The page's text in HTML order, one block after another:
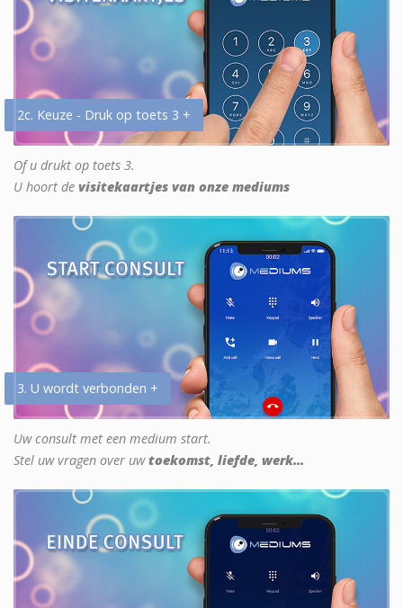
2c. Keuze - Druk op toets 3 +
Of u drukt op toets 3.
U hoort de visitekaartjes van onze mediums
3. U wordt verbonden +
Uw consult met een medium start.
Stel uw vragen over uwtoekomst, liefde, werk...